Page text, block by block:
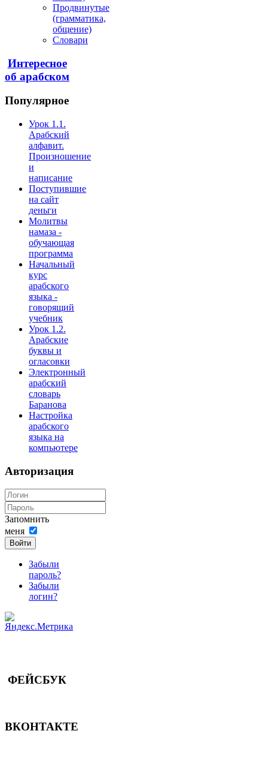
Продвинутые
(грамматика,
общение)
Словари
Интересное
об арабском
Популярное
Урок 1.1.
Арабский
алфавит.
Произношение
и
написание
Поступившие
на сайт
деньги
Молитвы
намаза -
обучающая
программа
Начальный
курс
арабского
языка -
говорящий
учебник
Урок 1.2.
Арабские
буквы и
огласовки
Электронный
арабский
словарь
Баранова
Настройка
арабского
языка на
компьютере
Авторизация
Запомнить
меня
Войти
Забыли
пароль?
Забыли
логин?
ФЕЙСБУК
ВКОНТАКТЕ